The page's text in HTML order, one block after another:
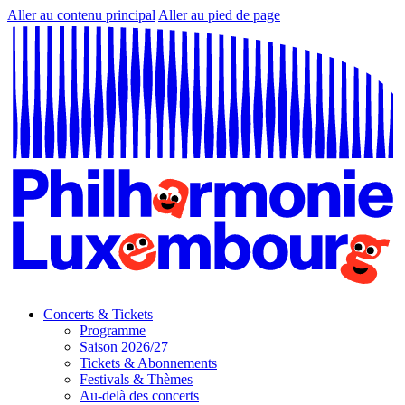
Aller au contenu principal Aller au pied de page
Concerts & Tickets
Programme
Saison 2026/27
Tickets & Abonnements
Festivals & Thèmes
Au-delà des concerts